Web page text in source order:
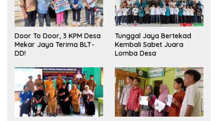
Door To Door, 3 KPM Desa
Mekar Jaya Terima BLT-
DD!
Tunggal Jaya Bertekad
Kembali Sabet Juara
Lomba Desa